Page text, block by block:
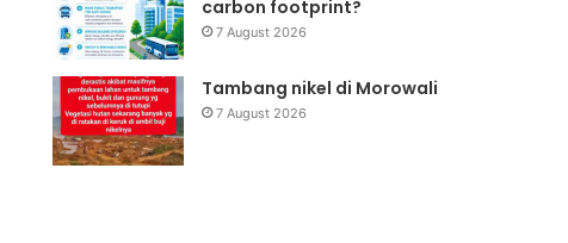
carbon footprint?
7 August 2026
Tambang nikel di Morowali
7 August 2026